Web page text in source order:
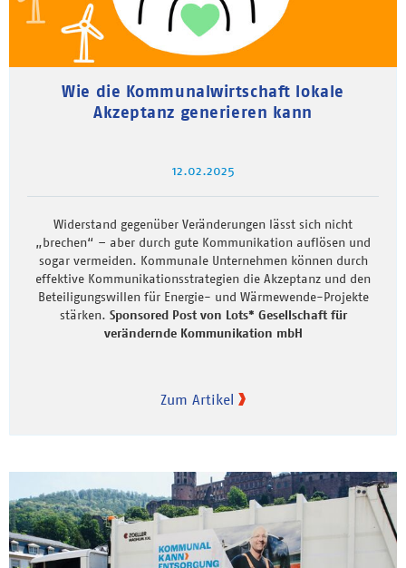
Wie die Kommunalwirtschaft lokale
Akzeptanz generieren kann
12.02.2025
Widerstand gegenüber Veränderungen lässt sich nicht
„brechen“ – aber durch gute Kommunikation auflösen und
sogar vermeiden. Kommunale Unternehmen können durch
effektive Kommunikationsstrategien die Akzeptanz und den
Beteiligungswillen für Energie- und Wärmewende-Projekte
stärken. Sponsored Post von Lots* Gesellschaft für
verändernde Kommunikation mbH
Zum Artikel